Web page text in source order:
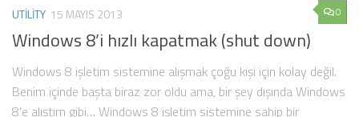
0
UTILITY 15 MAYIS 2013
Windows 8’i hızlı kapatmak (shut down)
Windows 8 işletim sistemine alışmak çoğu kişi için kolay değil.
Benim içinde başta biraz zor oldu ama, bir şey dışında Windows
8’e alıştım gibi… Windows 8 işletim sistemine sahip bir